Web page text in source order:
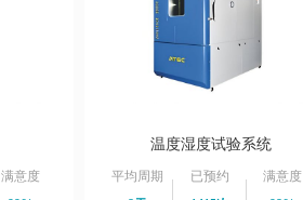
满意度
温度湿度试验系统
平均周期
已预约
满意度